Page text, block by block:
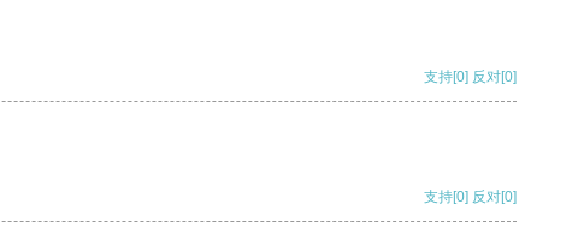
支持[0] 反对[0]
支持[0] 反对[0]